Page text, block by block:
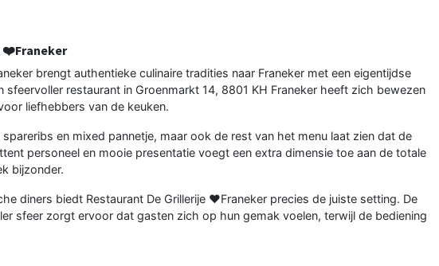
❤️Franeker
brengt authentieke culinaire tradities naar Franeker met een eigentijdse
sfeervoller restaurant in Groenmarkt 14, 8801 KH Franeker heeft zich bewezen
liefhebbers van de keuken.
en mixed pannetje, maar ook de rest van het menu laat zien dat de
personeel en mooie presentatie voegt een extra dimensie toe aan de totale
bijzonder.
diners biedt Restaurant De Grillerije ❤️Franeker precies de juiste setting. De
sfeer zorgt ervoor dat gasten zich op hun gemak voelen, terwijl de bediening